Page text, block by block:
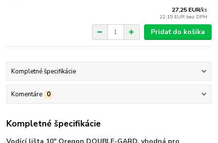
27,25 EUR/ks
22,15 EUR bez DPH
Pridať do košíka
Kompletné špecifikácie
Komentáre 0
Kompletné špecifikácie
Vodící lišta 10" Oregon DOUBLE-GARD, vhodná pro